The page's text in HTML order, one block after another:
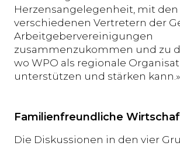
Herzensangelegenheit, mit den
verschiedenen Vertretern der
Arbeitgebervereinigungen
zusammenzukommen und zu
wo WPO als regionale
unterstützen und stärken kann.»
Familienfreundliche
Die Diskussionen in den vier